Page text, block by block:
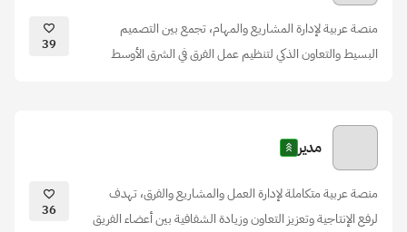
منصة عربية لإدارة المشاريع والمهام، تجمع بين التصميم
البسيط والتعاون الذكي لتنظيم عمل الفرق في الشرق الأوسط
39
مدير
منصة عربية متكاملة لإدارة العمل والمشاريع والفرق، تهدف
لرفع الإنتاجية وتعزيز التعاون وزيادة الشفافية بين أعضاء الفريق
36